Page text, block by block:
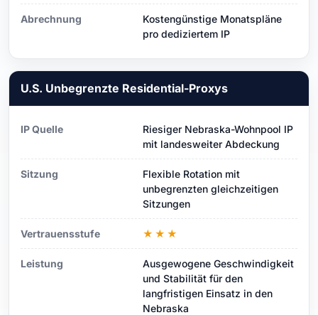
Abrechnung
Kostengünstige Monatspläne
pro dediziertem IP
U.S. Unbegrenzte Residential-Proxys
IP Quelle
Riesiger Nebraska-Wohnpool IP
mit landesweiter Abdeckung
Sitzung
Flexible Rotation mit
unbegrenzten gleichzeitigen
Sitzungen
Vertrauensstufe ★★★
Leistung
Ausgewogene Geschwindigkeit
und Stabilität für den
langfristigen Einsatz in den
Nebraska